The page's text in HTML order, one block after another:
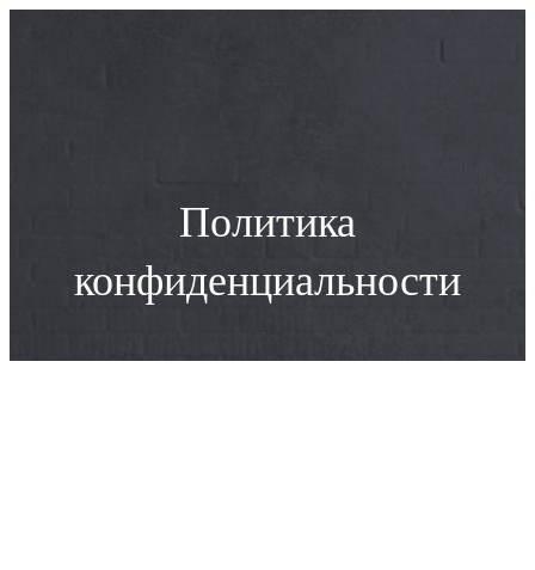
Политика
конфиденциальности